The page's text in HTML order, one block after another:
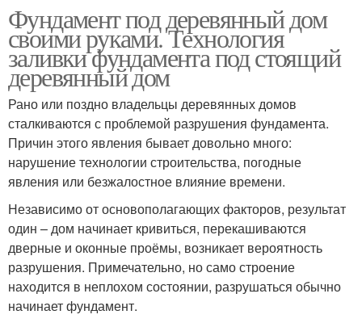
Фундамент под деревянный дом
своими руками. Технология
заливки фундамента под стоящий
деревянный дом
Рано или поздно владельцы деревянных домов
сталкиваются с проблемой разрушения фундамента.
Причин этого явления бывает довольно много:
нарушение технологии строительства, погодные
явления или безжалостное влияние времени.
Независимо от основополагающих факторов, результат
один – дом начинает кривиться, перекашиваются
дверные и оконные проёмы, возникает вероятность
разрушения. Примечательно, но само строение
находится в неплохом состоянии, разрушаться обычно
начинает фундамент.